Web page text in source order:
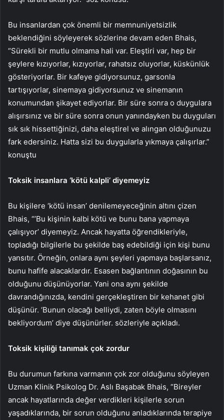
Bu insanlardan çok önemli bir memnuniyetsizlik
beklendiğini söyleyerek sözlerine devam eden Bhais,
“Sürekli bir mutlu olmama hali var. Eleştiri var, hep bir
şeylere kızıyorlar, kızıyorlar, rahatsız oluyorlar, küskünlük
gösteriyorlar. Bir kafeye gidiyorsunuz, garsonla
tartışıyorlar, sinemaya gidiyorsunuz ve sinemanın
konumundan şikayet ediyorlar. Bir süre sonra o duygulara
alışırsınız ve bir süre sonra onun yanındayken bu duyguları
sık sık hissettiğinizi, daha eleştirel ve alıngan olduğunuzu
fark edersiniz. Hatta sizi bu duygularla yıkmaya çalışırlar.”
konuştu
Toksik insanlara ‘kötü kalpli’ diyemeyiz
Bu kişilere ‘kötü insan’ denilemeyeceğinin altını çizen
Bhais, “’Bu kişinin kalbi kötü ve bunu bana yapmaya
çalışıyor’ diyemeyiz. Ancak hayatta öğrendikleriyle,
topladığı bilgilerle bu şekilde baş edebildiği için kişi bunu
yansıtır. Örneğin, onlara aynı şeyleri yapmaya başlarsanız,
bunu hafife alacaklardır. Esasen bağlantının doğasının bu
olduğunu düşünüyorlar. Yani ona aynı şekilde
davrandığınızda, kendini gerçekleştiren bir kehanet gibi
düşünür. ‘Bunun olacağı belliydi, zaten böyle olmasını
bekliyordum’ diye düşünürler. sözleriyle açıkladı.
Toksik kişiliği tanımak çok zordur
Bu durumun farkına varmanın çok zor olduğunu söyleyen
Uzman Klinik Psikolog Dr. Aslı Başabak Bhais, “Bireyler
ancak hayatlarında değer verdikleri kişilerle sorun
yaşadıklarında, bir sorun olduğunu anladıklarında terapiye